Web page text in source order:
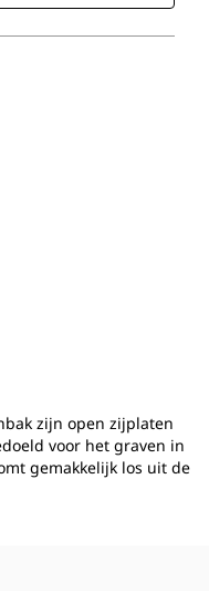
zijn open zijplaten
voor het graven in
gemakkelijk los uit de